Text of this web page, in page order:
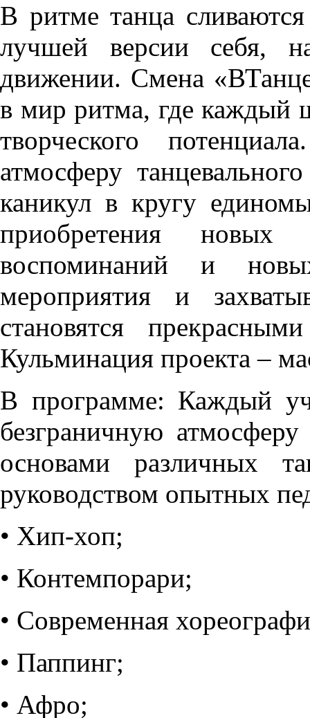
В ритме танца
лучшей версии себя,
движении. Смена
в мир ритма, где каждый
творческого
атмосферу
каникул в кругу
приобретения
воспоминаний и
мероприятия и
становятся
Кульминация проекта –
В программе: Каждый
безграничную атмосферу
основами различных
руководством опытных
• Хип-хоп;
• Контемпорари;
• Современная
• Паппинг;
• Афро;